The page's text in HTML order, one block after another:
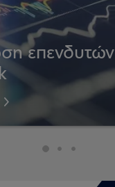
επενδυτών